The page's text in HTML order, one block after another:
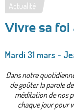
Vous
êtes
ici
Actualité
Vivre sa foi
Mardi 31 mars -
Dans notre
de goûter la parole
méditation de nos
chaque jour pour